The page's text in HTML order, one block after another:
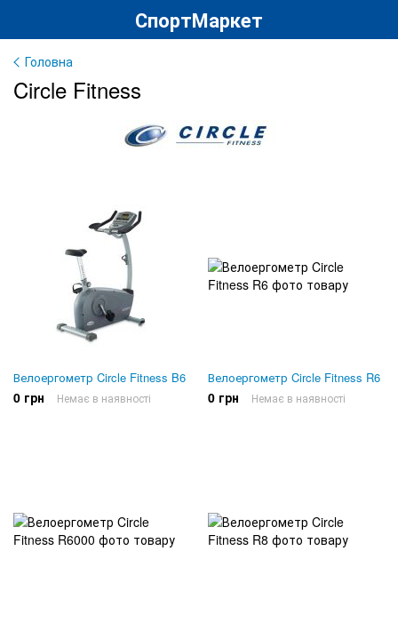
СпортМаркет
Головна
Circle Fitness
Велоергометр Circle Fitness B6
0 грн Немає в наявності
Велоергометр Circle Fitness R6
0 грн Немає в наявності